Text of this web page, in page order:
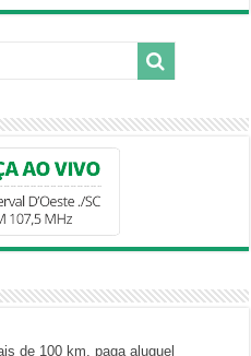
de 100 km, paga aluguel